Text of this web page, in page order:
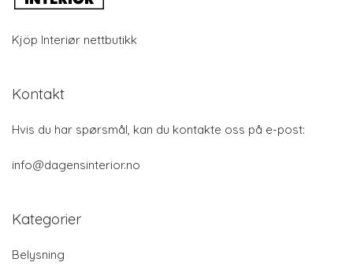
Kjöp Interiør nettbutikk
Kontakt
Hvis du har spørsmål, kan du kontakte oss på e-post:
info@dagensinterior.no
Kategorier
Belysning